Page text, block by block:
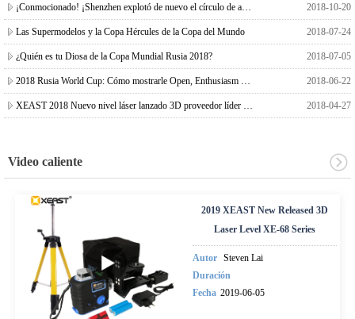
¡Conmocionado! ¡Shenzhen explotó de nuevo el círculo de amigos! 2018-10-20
Las Supermodelos y la Copa Hércules de la Copa del Mundo 2018-07-24
¿Quién es tu Diosa de la Copa Mundial Rusia 2018? 2018-07-05
2018 Rusia World Cup: Cómo mostrarle Open, Enthusiasm and Beauty. 2018-06-22
XEAST 2018 Nuevo nivel láser lanzado 3D proveedor líder de nivel de láser de China 2018-04-27
Video caliente
2019 XEAST New Released 3D
Laser Level XE-68 Series
Autor Steven Lai
Duración
Fecha 2019-06-05